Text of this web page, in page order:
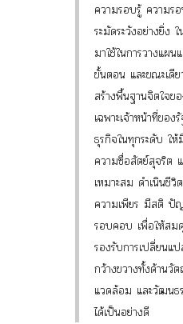
ความรอบรู้ ความร
ระมัดระวังอย่างยิ่ง
มาใช้ในการวางแผน
ขั้นตอน และขณะเดี
สร้างพื้นฐานจิตใจข
เฉพาะเจ้าหน้าที่ขอ
ธุรกิจในทุกระดับ ใ
ความซื่อสัตย์สุจริต
เหมาะสม ดำเนินชี
ความเพียร มีสติ ปั
รอบคอบ เพื่อให้สม
รองรับการเปลี่ยนแป
กว้างขวางทั้งด้านวั
แวดล้อม และวัฒนธ
ได้เป็นอย่างดี